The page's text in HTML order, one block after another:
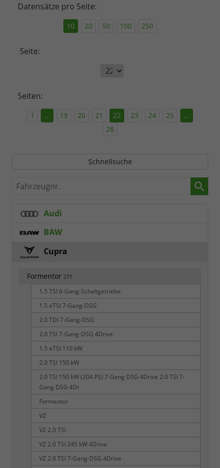
Datensätze pro Seite:
10 20 50 100 250
Seite:
Seiten:
1 ... 19 20 21 22 23 24 25
...
28
Schnellsuche
Fahrzeugnr.
Audi
BAW
Cupra
Formentor 277
1.5 TSI 6-Gang-Schaltgetriebe
1.5 eTSI 7-Gang-DSG
2.0 TDI 7-Gang-DSG
2.0 TSI 7-Gang-DSG 4Drive
1.5 eTSI 110 kW
2.0 TSI 150 kW
2.0 TSI 150 kW (204 PS) 7-Gang DSG 4Drive 2.0 TSI 7-
Gang DSG 4Dr
Formentor
VZ
VZ 2.0 TSI
VZ 2.0 TSI 245 kW 4Drive
VZ 2.0 TSI 7-Gang-DSG 4Drive